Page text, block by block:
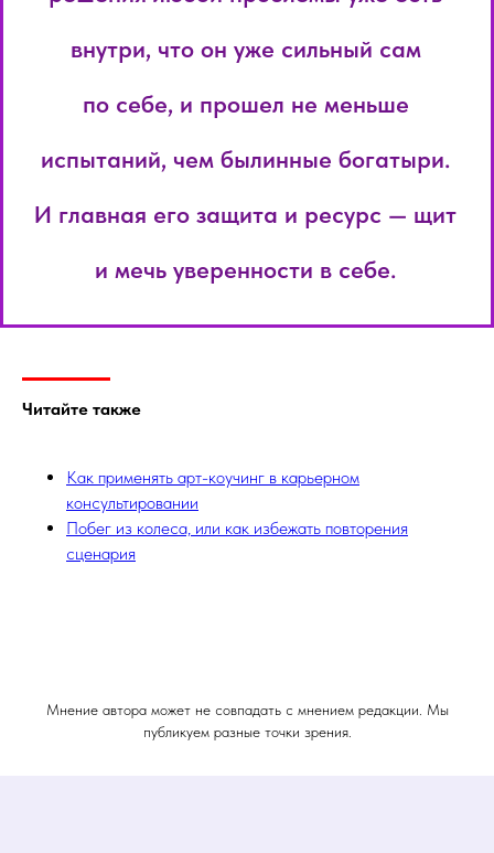
внутри, что он уже сильный сам
по себе, и прошел не меньше
испытаний, чем былинные богатыри.
И главная его защита и ресурс — щит
и мечь уверенности в себе.
Читайте также
Как применять арт-коучинг в карьерном
консультировании
Побег из колеса, или как избежать повторения
сценария
Мнение автора может не совпадать с мнением редакции. Мы
публикуем разные точки зрения.